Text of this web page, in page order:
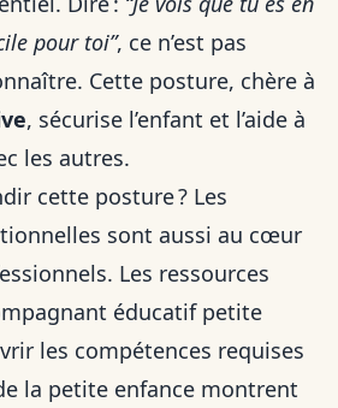
pour toi”, ce n’est pas
Cette posture, chère à
, sécurise l’enfant et l’aide à
les autres.
cette posture ? Les
sont aussi au cœur
Les ressources
éducatif petite
les compétences requises
la petite enfance montrent